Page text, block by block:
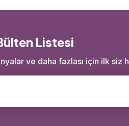
Listesi
ve daha fazlası için ilk siz